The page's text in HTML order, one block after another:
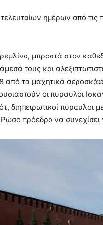
ημέρων από
μπροστά στον
τους και
από τα μαχητικά
οι πύραυλοι
διηπειρωτικοί πύραυλοι
Ρώσο πρόεδρο να